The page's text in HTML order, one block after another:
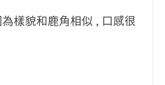
樣貌和鹿角相似 , 口感很